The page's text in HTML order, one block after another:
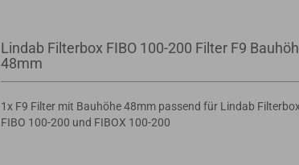
Lindab Filterbox FIBO 100-200 Filter F9
48mm
1x F9 Filter mit Bauhöhe 48mm passend für Lindab
FIBO 100-200 und FIBOX 100-200